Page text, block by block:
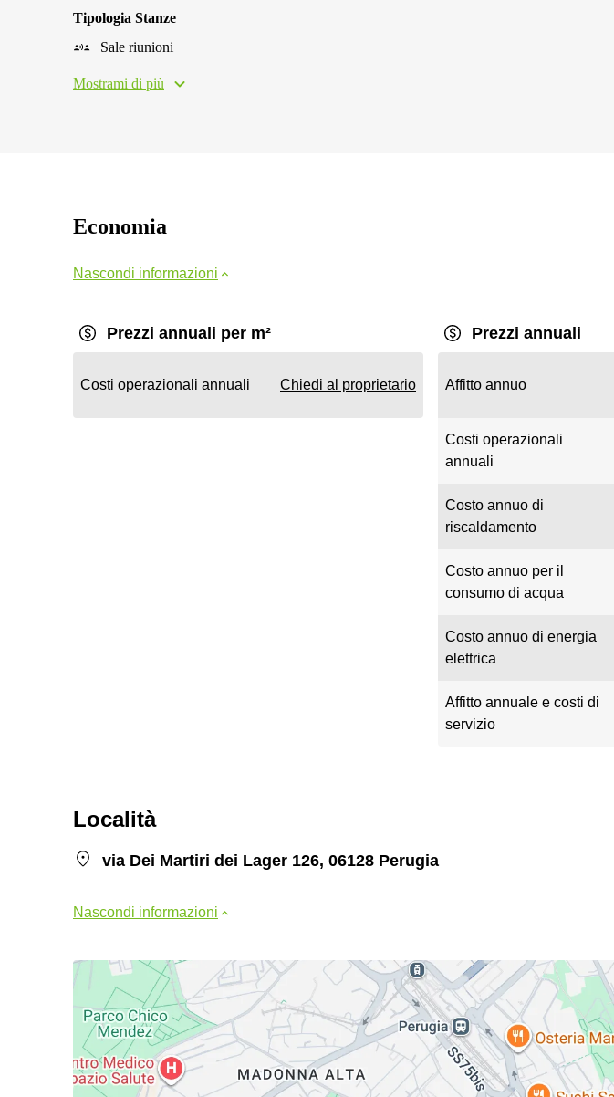
Tipologia Stanze
Sale riunioni
Mostrami di più
Economia
Nascondi informazioni
Prezzi annuali per m²
Costi operazionali annuali Chiedi al proprietario
Prezzi annuali
Affitto annuo
Costi operazionali
annuali
Costo annuo di
riscaldamento
Costo annuo per il
consumo di acqua
Costo annuo di energia
elettrica
Affitto annuale e costi di
servizio
Località
via Dei Martiri dei Lager 126, 06128 Perugia
Nascondi informazioni